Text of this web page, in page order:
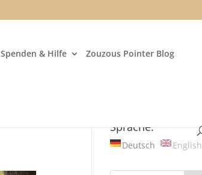
Spenden & Hilfe Zouzous Pointer Blog
Sprache:
Deutsch English